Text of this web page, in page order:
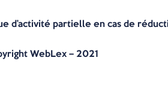
d’activité partielle en cas de
WebLex – 2021